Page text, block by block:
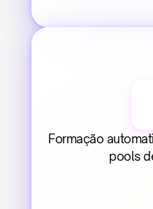
Formação
pools